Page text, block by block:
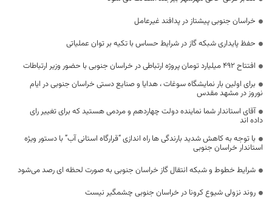
خراسان جنوبی پیشتاز در پدافند غیرعامل
حفظ پایداری شبکه گاز در شرایط حساس با تکیه بر توان عملیاتی
افتتاح ۴۹۲ میلیارد تومان پروژه ارتباطی در خراسان جنوبی با حضور وزیر ارتباطات
برای اولین بار نمایشگاه سوغات ، هدایا و صنایع دستی خراسان جنوبی در ایام
نوروز در مشهد مقدس
آقای استاندار شما نماینده دولت چهاردهم و مردمی هستید که برای تغییر رای
داده اند
با توجه به کاهش شدید بارندگی ها راه اندازی “قرارگاه استانی آب” با دستور ویژه
استاندار خراسان جنوبی
شرایط خطوط و شبکه انتقال گاز خراسان جنوبی به صورت لحظه ای رصد می‌شود
روند نزولی شیوع کرونا در خراسان جنوبی چشمگیر نیست